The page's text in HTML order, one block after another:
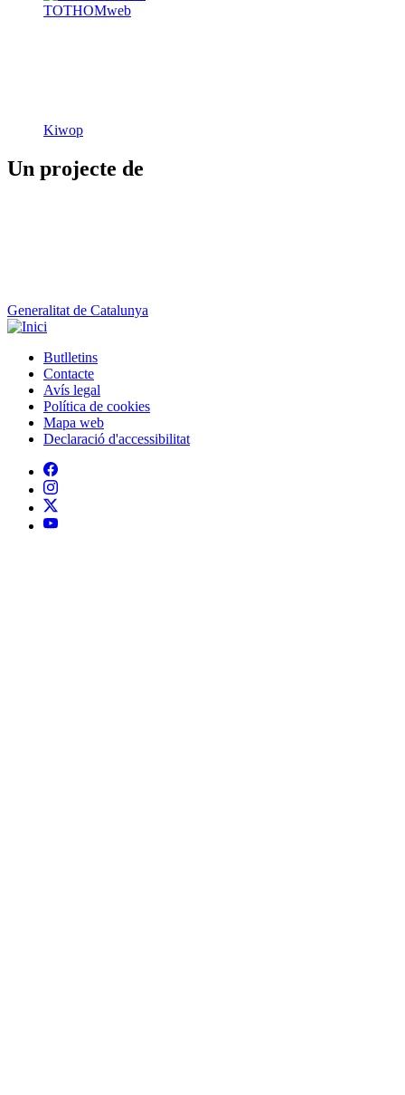
Avís legal
Política de cookies
Mapa web
Declaració d'accessibilitat